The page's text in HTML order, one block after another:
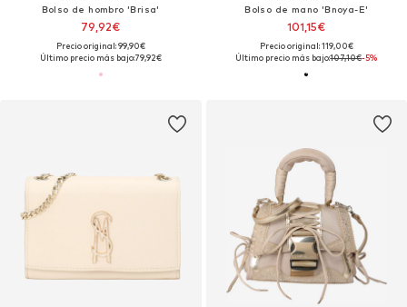
Bolso de hombro 'Brisa'
79,92€
Precio original: 99,90€
Último precio más bajo:79,92€
Bolso de mano 'Bnoya-E'
101,15€
Precio original: 119,00€
Último precio más bajo:107,10€-5%